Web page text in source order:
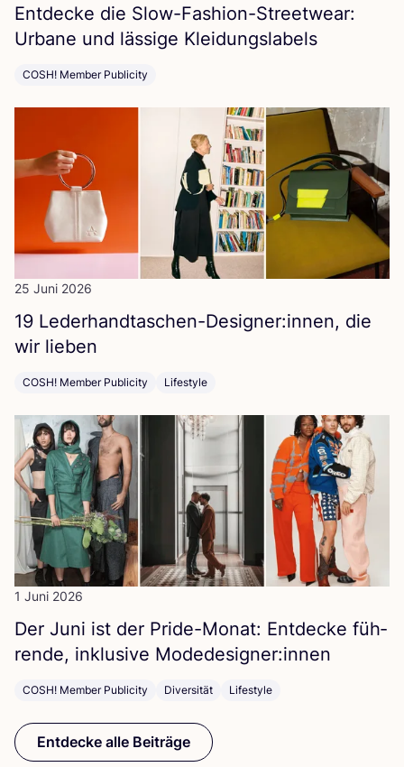
Ent­de­cke die Slow-Fashion-Street­wear:
Urba­ne und läs­si­ge Kleidungslabels
COSH! Member Publicity
25 Juni 2026
19 Lederhandtaschen-Designer:innen, die
wir lieben
COSH! Member Publicity Lifestyle
1 Juni 2026
Der Juni ist der Pri­de-Monat: Ent­de­cke füh­
ren­de, inklu­si­ve Modedesigner:innen
COSH! Member Publicity Diversität Lifestyle
Entdecke alle Beiträge